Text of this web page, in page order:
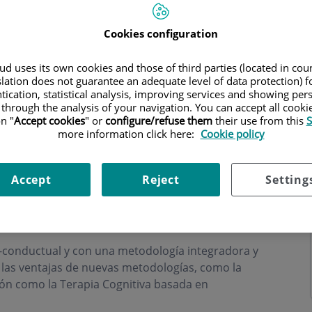
años en la evaluación, diagnóstico y
relacionados con procesos de adaptación
de la persona.
y con una metodología integradora y
ventajas de nuevas metodologías, como la
como la Terapia Cognitiva basada en
Cookies configuration
uses its own cookies and those of third parties (located in
does not guarantee an adequate level of data protection)
statistical analysis, improving services and showing
the analysis of your navigation. You can accept all
"Accept cookies" or configure/refuse themtheir use from this
more information click here: Cookie policy
Reject
Accept